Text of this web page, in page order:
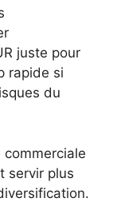
juste pour
rapide si
du
commerciale
servir plus